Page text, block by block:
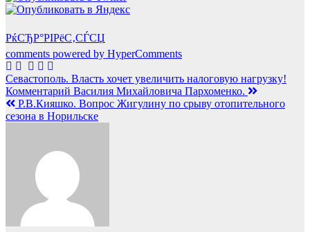
РќСЂР°РІРёС‚СЃСЏ
comments powered by HyperComments
Навигация
по
записям
Севастополь. Власть хочет увеличить налоговую нагрузку!
Комментарий Василия Михайловича Пархоменко.
Р.В.Кияшко. Вопрос Жигулину по срыву отопительного
сезона в Норильске